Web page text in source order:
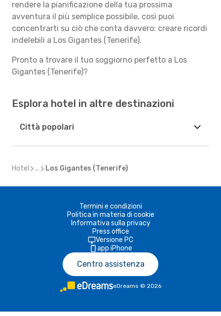
rendere la pianificazione della tua prossima
avventura il più semplice possibile, così puoi
concentrarti su ciò che conta davvero: creare ricordi
indelebili a Los Gigantes (Tenerife).
Pronto a trovare il tuo soggiorno perfetto a Los
Gigantes (Tenerife)?
Esplora hotel in altre destinazioni
Città popolari
Hotel ... Los Gigantes (Tenerife)
Termini e condizioni
Politica in materia di cookie
Informativa sulla privacy
Press office
Versione PC
app iPhone
Centro assistenza
eDreams © 2026